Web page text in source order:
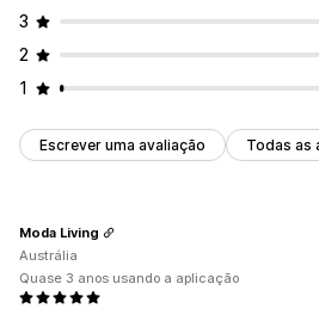
3
2
1
Escrever uma avaliação Todas as
Moda Living
Austrália
Quase 3 anos usando a aplicação